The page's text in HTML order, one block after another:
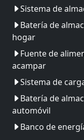
Sistema de
Batería de
hogar
Fuente de
acampar
Sistema de
Batería de
automóvil
Banco de